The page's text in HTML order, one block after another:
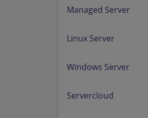
Managed Server
Linux Server
Windows Server
Servercloud